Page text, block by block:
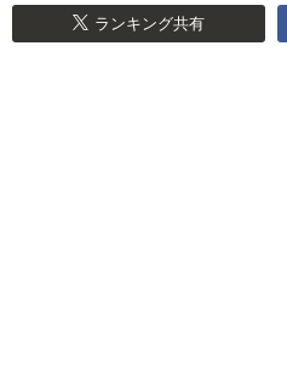
ランキング共有